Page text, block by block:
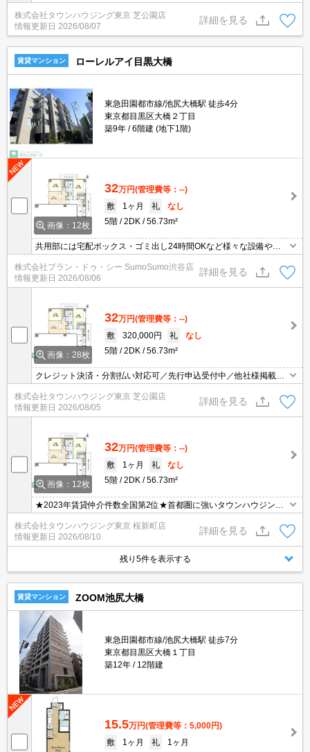
件もまとめてご案内可能／専任物件多数あり
株式会社タウンハウジング東京 芝公園店
情報更新日 2026/08/07
詳細を見る
賃貸マンション ローレルアイ目黒大橋
東急田園都市線/池尻大橋駅 徒歩4分
東京都目黒区大橋２丁目
築9年
6階建 (地下1階)
画像：12枚
32万円(管理費等：--)
敷
1ヶ月 礼
なし
5階
2DK 56.73m²
共用部には宅配ボックス・ゴミ出し24時間OKなど様々な設備やサ
ービスが揃っているので便利です。収納はクロゼット・シューズボ
ックスなど豊富なので、衣類や履き物の整理がしやすく便利です。
室内設備は洗面所独立・浴室乾燥機・食器洗乾燥機などが揃ってい
るので、快適に過ごしやすいお部屋になります。閑静な住宅地にあ
株式会社プラン・ドゥ・シー SumoSumo渋谷店
情報更新日 2026/08/06
詳細を見る
画像：28枚
32万円(管理費等：--)
敷
320,000円 礼
なし
5階
2DK 56.73m²
クレジット決済・分割払い対応可／先行申込受付中／他社様掲載物
件もまとめてご案内可能／専任物件多数あり
株式会社タウンハウジング東京 芝公園店
情報更新日 2026/08/05
詳細を見る
画像：12枚
32万円(管理費等：--)
敷
1ヶ月 礼
なし
5階
2DK 56.73m²
★2023年賃貸仲介件数全国第2位★首都圏に強いタウンハウジング
がご案内させていただきます★世田谷区・目黒区エリアのお部屋探
しならタウンハウジング東京へ★
株式会社タウンハウジング東京 桜新町店
情報更新日 2026/08/10
詳細を見る
残り5件を表示する
賃貸マンション ZOOM池尻大橋
東急田園都市線/池尻大橋駅 徒歩7分
東京都目黒区大橋１丁目
築12年
12階建
15.5万円(管理費等：5,000円)
敷
1ヶ月 礼 1ヶ月